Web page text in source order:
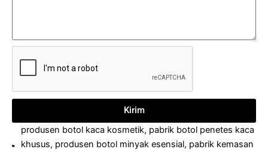
Kirim
produsen botol kaca kosmetik, pabrik botol penetes kaca
khusus, produsen botol minyak esensial, pabrik kemasan